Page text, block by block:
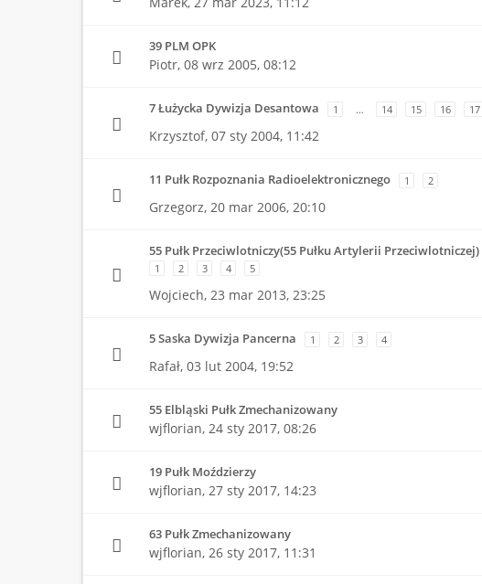
39 PLM OPK
Piotr, 08 wrz 2005, 08:12
7 Łużycka Dywizja Desantowa 1 … 14 15 16 17
Krzysztof, 07 sty 2004, 11:42
11 Pułk Rozpoznania Radioelektronicznego 1 2
Grzegorz, 20 mar 2006, 20:10
55 Pułk Przeciwlotniczy(55 Pułku Artylerii Przeciwlotniczej)
1 2 3 4 5
Wojciech, 23 mar 2013, 23:25
5 Saska Dywizja Pancerna 1 2 3 4
Rafał, 03 lut 2004, 19:52
55 Elbląski Pułk Zmechanizowany
wjflorian, 24 sty 2017, 08:26
19 Pułk Moździerzy
wjflorian, 27 sty 2017, 14:23
63 Pułk Zmechanizowany
wjflorian, 26 sty 2017, 11:31